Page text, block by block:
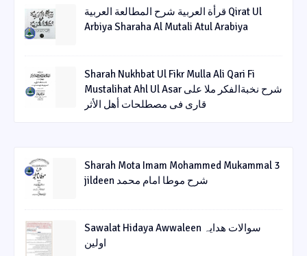
قرأة العربیة شرح المطالعة العربیة Qirat Ul
Arbiya Sharaha Al Mutali Atul Arabiya
Sharah Nukhbat Ul Fikr Mulla Ali Qari Fi
Mustalihat Ahl Ul Asar شرح نخبةالفکر ملا علی
قاری فی مصطلحات أھل الأثر
Sharah Mota Imam Mohammed Mukammal 3
jildeen شرح موطا امام محمد
Sawalat Hidaya Awwaleen سوالات ھدایہ
اولین